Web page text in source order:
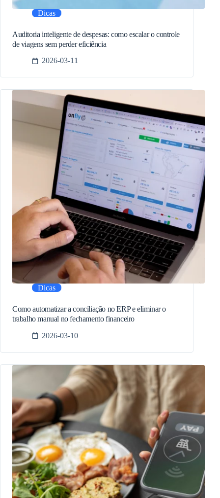
Dicas
Auditoria inteligente de despesas: como escalar o controle
de viagens sem perder eficiência
2026-03-11
Dicas
Como automatizar a conciliação no ERP e eliminar o
trabalho manual no fechamento financeiro
2026-03-10